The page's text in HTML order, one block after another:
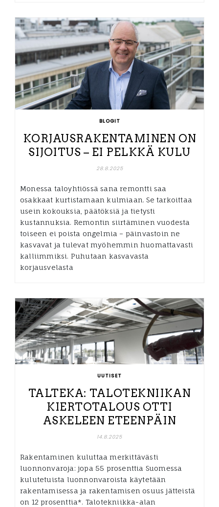
BLOGIT
KORJAUSRAKENTAMINEN ON
SIJOITUS – EI PELKKÄ KULU
28.8.2025
Monessa taloyhtiössä sana remontti saa
osakkaat kurtistamaan kulmiaan. Se tarkoittaa
usein kokouksia, päätöksiä ja tietysti
kustannuksia. Remontin siirtäminen vuodesta
toiseen ei poista ongelmia – päinvastoin ne
kasvavat ja tulevat myöhemmin huomattavasti
kalliimmiksi. Puhutaan kasvavasta
korjausvelasta
UUTISET
TALTEKA: TALOTEKNIIKAN
KIERTOTALOUS OTTI
ASKELEEN ETEENPÄIN
14.8.2025
Rakentaminen kuluttaa merkittävästi
luonnonvaroja: jopa 55 prosenttia Suomessa
kulutetuista luonnonvaroista käytetään
rakentamisessa ja rakentamisen osuus jätteistä
on 12 prosenttia*. Talotekniikka-alan